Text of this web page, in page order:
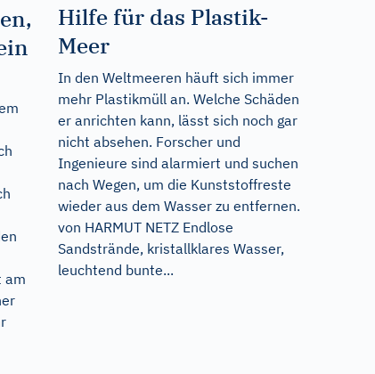
am
Hilfe für das Plastik-
Meer
In den Weltmeeren häuft sich immer
mehr Plastikmüll an. Welche Schäden
er anrichten kann, lässt sich noch gar
nicht absehen. Forscher und
Ingenieure sind alarmiert und suchen
nach Wegen, um die Kunststoffreste
wieder aus dem Wasser zu entfernen.
von HARMUT NETZ Endlose
Sandstrände, kristallklares Wasser,
leuchtend bunte...